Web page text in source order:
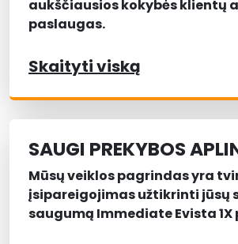
aukščiausios kokybės klientų
paslaugas.
Skaityti viską
SAUGI PREKYBOS
Mūsų veiklos pagrindas yra
įsipareigojimas užtikrinti jūsų
saugumą Immediate Evista